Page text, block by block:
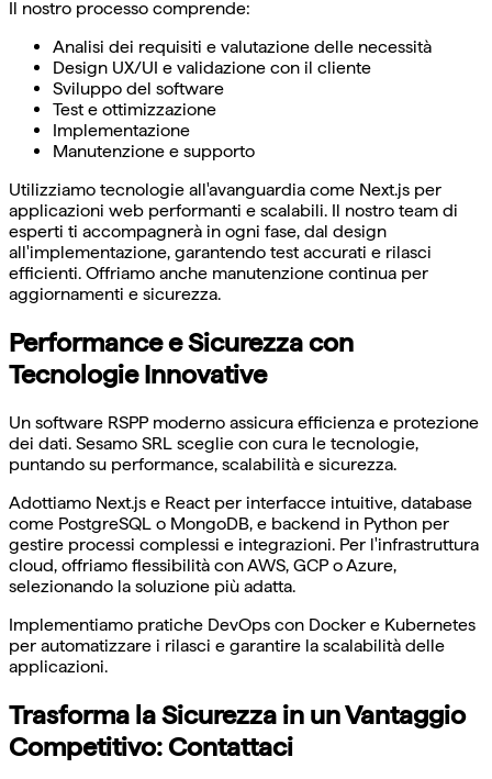
Il nostro processo comprende:
Analisi dei requisiti e valutazione delle necessità
Design UX/UI e validazione con il cliente
Sviluppo del software
Test e ottimizzazione
Implementazione
Manutenzione e supporto
Utilizziamo tecnologie all'avanguardia come Next.js per
applicazioni web performanti e scalabili. Il nostro team di
esperti ti accompagnerà in ogni fase, dal design
all'implementazione, garantendo test accurati e rilasci
efficienti. Offriamo anche manutenzione continua per
aggiornamenti e sicurezza.
Performance e Sicurezza con
Tecnologie Innovative
Un software RSPP moderno assicura efficienza e protezione
dei dati. Sesamo SRL sceglie con cura le tecnologie,
puntando su performance, scalabilità e sicurezza.
Adottiamo Next.js e React per interfacce intuitive, database
come PostgreSQL o MongoDB, e backend in Python per
gestire processi complessi e integrazioni. Per l'infrastruttura
cloud, offriamo flessibilità con AWS, GCP o Azure,
selezionando la soluzione più adatta.
Implementiamo pratiche DevOps con Docker e Kubernetes
per automatizzare i rilasci e garantire la scalabilità delle
applicazioni.
Trasforma la Sicurezza in un Vantaggio
Competitivo: Contattaci